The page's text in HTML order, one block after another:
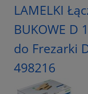
LAMELKI
BUKOWE D
do Frezarki
498216